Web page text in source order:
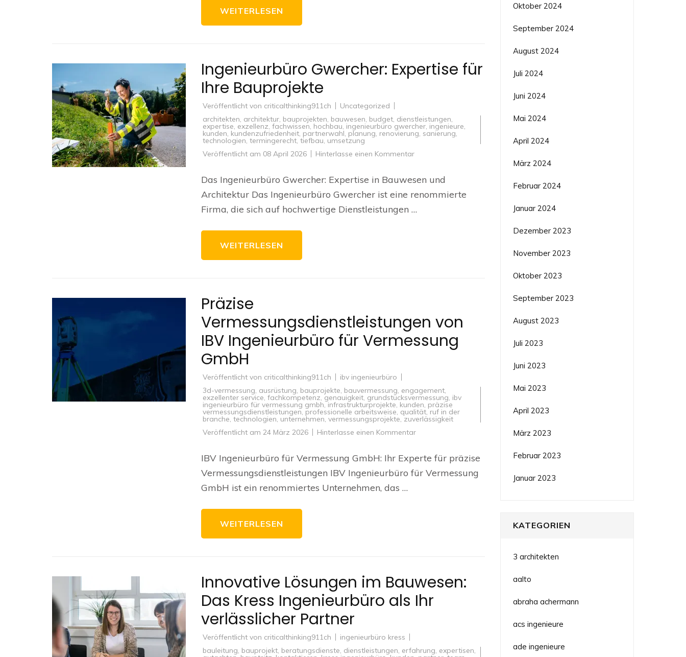
WEITERLESEN
Ingenieurbüro Gwercher: Expertise für
Ihre Bauprojekte
Veröffentlicht von criticalthinking911ch
Uncategorized
architekten, architektur, bauprojekten, bauwesen, budget, dienstleistungen,
expertise, exzellenz, fachwissen, hochbau, ingenieurbüro gwercher, ingenieure,
kunden, kundenzufriedenheit, partnerwahl, planung, renovierung, sanierung,
technologien, termingerecht, tiefbau, umsetzung
Veröffentlicht am 08 April 2026 Hinterlasse einen Kommentarzu
Expertise
für
Bauprojekte
Das Ingenieurbüro Gwercher: Expertise in Bauwesen und
Architektur Das Ingenieurbüro Gwercher ist eine renommierte
Firma, die sich auf hochwertige Dienstleistungen …
WEITERLESEN
Präzise
Vermessungsdienstleistungen von
IBV Ingenieurbüro für Vermessung
GmbH
Veröffentlicht von criticalthinking911ch
ibv ingenieurbüro
3d-vermessung, ausrüstung, bauprojekte, bauvermessung, engagement,
exzellenter service, fachkompetenz, genauigkeit, grundstücksvermessung, ibv
ingenieurbüro für vermessung gmbh,infrastrukturprojekte, kunden, präzise
vermessungsdienstleistungen, professionelle arbeitsweise, qualität,ruf in der
branche, technologien, unternehmen, vermessungsprojekte, zuverlässigkeit
Veröffentlicht am 24 März 2026 Hinterlasse einen Kommentarzu
von
IBV
für
IBV Ingenieurbüro für Vermessung GmbH: Ihr Experte für präzise
Vermessungsdienstleistungen IBV Ingenieurbüro für Vermessung
GmbH ist ein renommiertes Unternehmen, das …
WEITERLESEN
Innovative Lösungen im Bauwesen:
Das Kress Ingenieurbüro als Ihr
verlässlicher Partner
Veröffentlicht von criticalthinking911ch
ingenieurbüro kress
bauleitung, bauprojekt, beratungsdienste, dienstleistungen, erfahrung, expertisen,
Oktober 2024
September 2024
August 2024
Juli 2024
Juni 2024
Mai 2024
April 2024
März 2024
Februar 2024
Januar 2024
Dezember 2023
November 2023
Oktober 2023
September 2023
August 2023
Juli 2023
Juni 2023
Mai 2023
April 2023
März 2023
Februar 2023
Januar 2023
KATEGORIEN
3 architekten
aalto
abraha achermann
acs ingenieure
ade ingenieure